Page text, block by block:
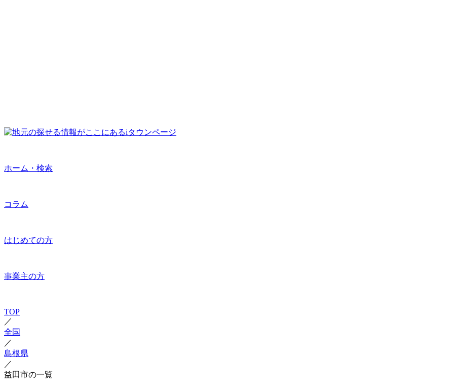
ホーム・検索
コラム
はじめての方
事業主の方
TOP
／
全国
／
島根県
／
益田市の一覧